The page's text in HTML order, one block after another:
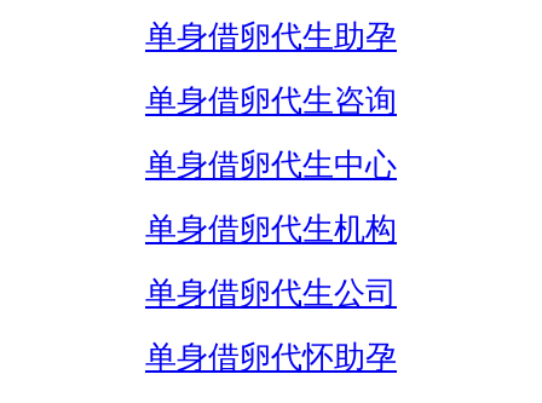
单身借卵代生助孕
单身借卵代生咨询
单身借卵代生中心
单身借卵代生机构
单身借卵代生公司
单身借卵代怀助孕